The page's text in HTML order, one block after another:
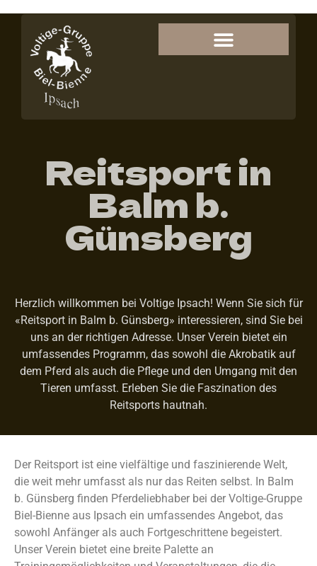
Reitsport in
Balm b.
Günsberg
Herzlich willkommen bei Voltige Ipsach! Wenn Sie sich für
«Reitsport in Balm b. Günsberg» interessieren, sind Sie bei
uns an der richtigen Adresse. Unser Verein bietet ein
umfassendes Programm, das sowohl die Akrobatik auf
dem Pferd als auch die Pflege und den Umgang mit den
Tieren umfasst. Erleben Sie die Faszination des
Reitsports hautnah.
Der Reitsport ist eine vielfältige und faszinierende Welt,
die weit mehr umfasst als nur das Reiten selbst. In Balm
b. Günsberg finden Pferdeliebhaber bei der Voltige-Gruppe
Biel-Bienne aus Ipsach ein umfassendes Angebot, das
sowohl Anfänger als auch Fortgeschrittene begeistert.
Unser Verein bietet eine breite Palette an